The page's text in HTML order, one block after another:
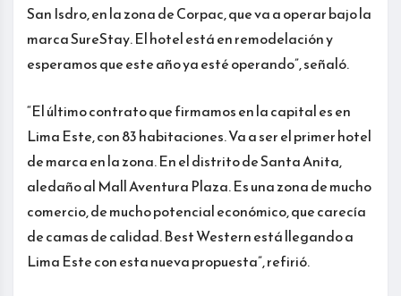
San Isdro, en la zona de Corpac, que va a operar bajo la
marca SureStay. El hotel está en remodelación y
esperamos que este año ya esté operando”, señaló.
“El último contrato que firmamos en la capital es en
Lima Este, con 83 habitaciones. Va a ser el primer hotel
de marca en la zona. En el distrito de Santa Anita,
aledaño al Mall Aventura Plaza. Es una zona de mucho
comercio, de mucho potencial económico, que carecía
de camas de calidad. Best Western está llegando a
Lima Este con esta nueva propuesta”, refirió.